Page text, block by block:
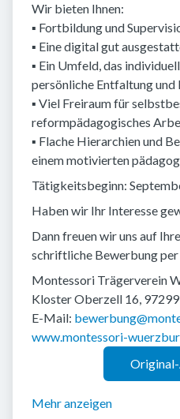
Wir bieten Ihnen:
▪ Fortbildung und
▪ Eine digital gut
▪ Ein Umfeld, das
persönliche Entfaltung
▪ Viel Freiraum für
reformpädagogisches
▪ Flache Hierarchien und
einem motivierten
Tätigkeitsbeginn:
Haben wir Ihr Interesse
Dann freuen wir uns auf
schriftliche Bewerbung
Montessori Trägerverein
Kloster Oberzell 16,
E-Mail:
www.montessori-
Mehr anzeigen